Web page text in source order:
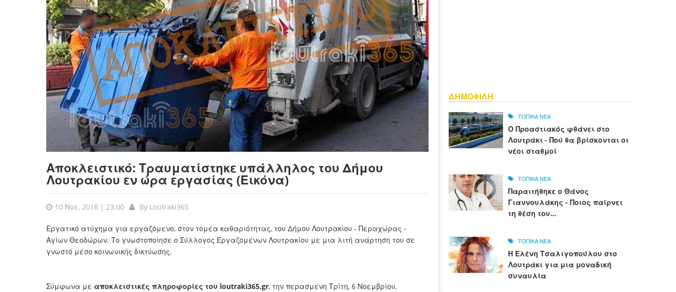
Αποκλειστικό: Τραυματίστηκε υπάλληλος του Δήμου
Λουτρακίου εν ώρα εργασίας (Εικόνα)
10 Νοε, 2018 | 23:00 By Loutraki365
Εργατικό ατύχημα για εργαζόμενο, στον τομέα καθαριότητας, του Δήμου Λουτρακίου - Περαχώρας -
Αγίων Θεοδώρων. Το γνωστοποίησε ο Σύλλογος Εργαζομένων Λουτρακίου με μια λιτή ανάρτηση του σε
γνωστό μέσο κοινωνικής δικτύωσης.
Σύμφωνα με αποκλειστικές πληροφορίες του loutraki365.gr, την περασμένη Τρίτη, 6 Νοεμβρίου,
ΔΗΜΟΦΙΛΗ
ΤΟΠΙΚΑ ΝΕΑ
Ο Προαστιακός φθάνει στο
Λουτράκι - Πού θα βρίσκονται οι
νέοι σταθμοί
ΤΟΠΙΚΑ ΝΕΑ
Παραιτήθηκε ο Θάνος
Γιαννουλάκης - Ποιος παίρνει
τη θέση του...
ΤΟΠΙΚΑ ΝΕΑ
Η Ελένη Τσαλιγοπούλου στο
Λουτράκι για μια μοναδική
συναυλία